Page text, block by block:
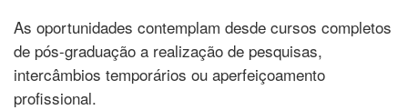
As oportunidades contemplam desde cursos completos
de pós-graduação a realização de pesquisas,
intercâmbios temporários ou aperfeiçoamento
profissional.